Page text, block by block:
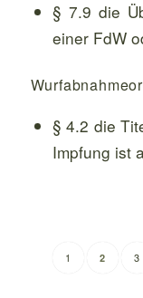
§ 7.9 die
einer FdW
§ 4.2 die
Impfung ist
1 2 3